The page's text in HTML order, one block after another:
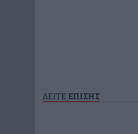
ΔΕΙΤΕ ΕΠΙΣΗΣ